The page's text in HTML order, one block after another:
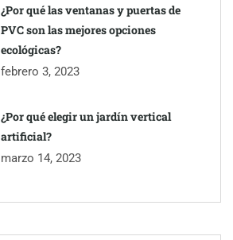
¿Por qué las ventanas y puertas de
PVC son las mejores opciones
ecológicas?
febrero 3, 2023
¿Por qué elegir un jardín vertical
artificial?
marzo 14, 2023